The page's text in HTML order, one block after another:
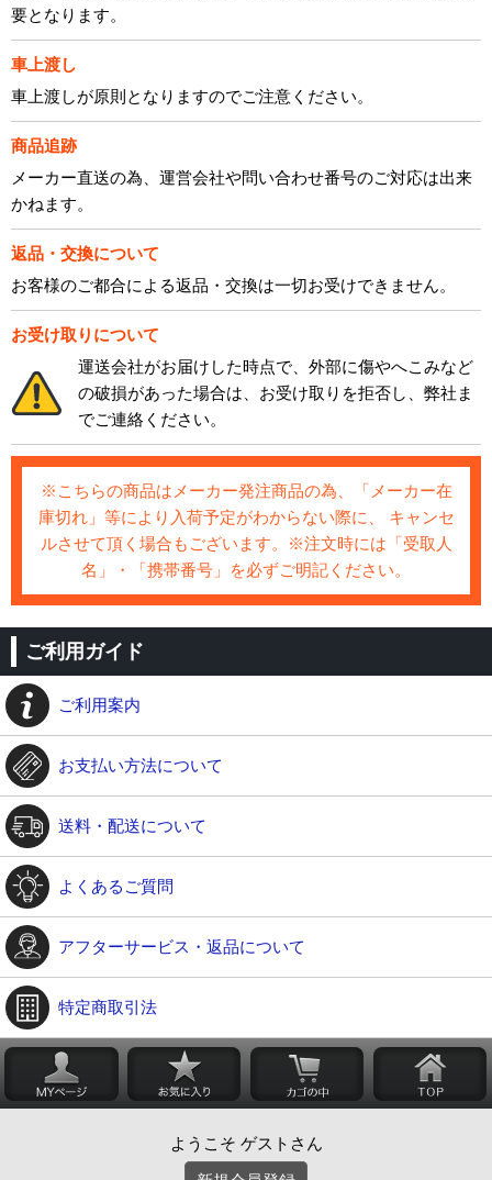
要となります。
車上渡し
車上渡しが原則となりますのでご注意ください。
商品追跡
メーカー直送の為、運営会社や問い合わせ番号のご対応は出来
かねます。
返品・交換について
お客様のご都合による返品・交換は一切お受けできません。
お受け取りについて
運送会社がお届けした時点で、外部に傷やへこみなど
の破損があった場合は、お受け取りを拒否し、弊社ま
でご連絡ください。
※こちらの商品はメーカー発注商品の為、「メーカー在
庫切れ」等により入荷予定がわからない際に、 キャンセ
ルさせて頂く場合もございます。※注文時には「受取人
名」・「携帯番号」を必ずご明記ください。
ご利用ガイド
ご利用案内
お支払い方法について
送料・配送について
よくあるご質問
アフターサービス・返品について
特定商取引法
ようこそ ゲストさん